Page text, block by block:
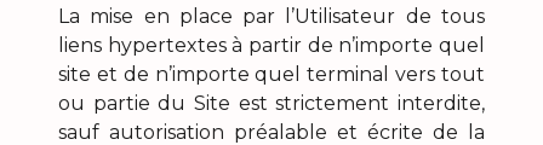
La mise en place par l’Utilisateur de tous
liens hypertextes à partir de n’importe quel
site et de n’importe quel terminal vers tout
ou partie du Site est strictement interdite,
sauf autorisation préalable et écrite de la